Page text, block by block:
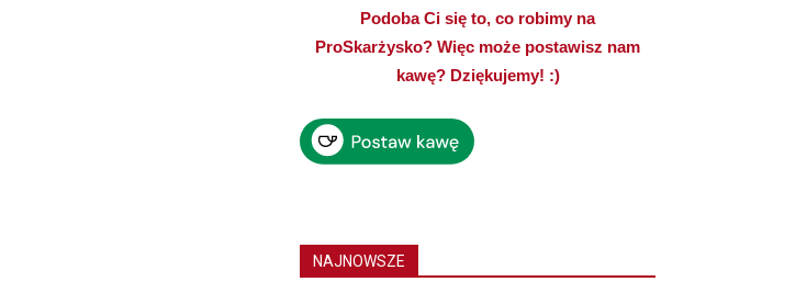
Podoba Ci się to, co robimy na
ProSkarżysko? Więc może postawisz nam
kawę? Dziękujemy! :)
NAJNOWSZE